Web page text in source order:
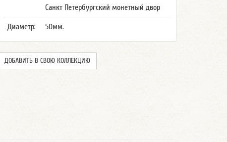
Санкт Петербургский монетный двор
Диаметр: 50мм.
ДОБАВИТЬ В СВОЮ КОЛЛЕКЦИЮ